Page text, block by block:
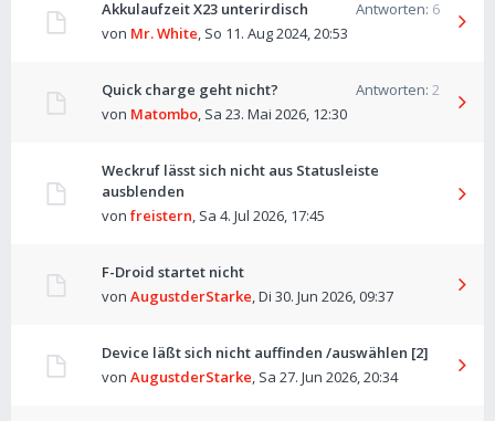
Akkulaufzeit X23 unterirdisch Antworten: 6
von Mr. White, So 11. Aug 2024, 20:53
Quick charge geht nicht? Antworten: 2
von Matombo, Sa 23. Mai 2026, 12:30
Weckruf lässt sich nicht aus Statusleiste
ausblenden
von freistern, Sa 4. Jul 2026, 17:45
F-Droid startet nicht
von AugustderStarke,Di 30. Jun 2026, 09:37
Device läßt sich nicht auffinden /auswählen [2]
von AugustderStarke, Sa 27. Jun 2026, 20:34